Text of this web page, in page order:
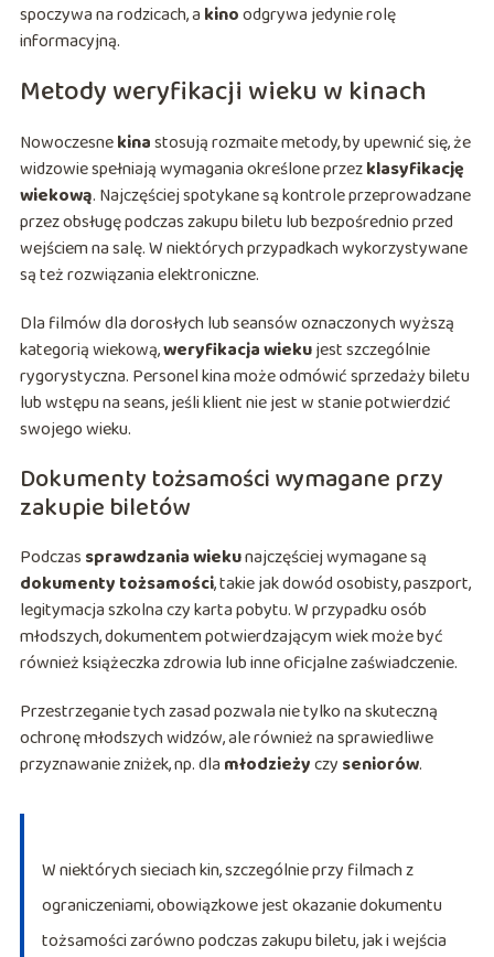
spoczywa na rodzicach, a kinoodgrywa jedynie rolę
informacyjną.
Metody weryfikacji wieku w kinach
Nowoczesnekinastosują rozmaite metody, by upewnić się, że
widzowie spełniają wymagania określone przezklasyfikację
wiekową. Najczęściej spotykane są kontrole przeprowadzane
przez obsługę podczas zakupu biletu lub bezpośrednio przed
wejściem na salę. W niektórych przypadkach wykorzystywane
są też rozwiązania elektroniczne.
Dla filmów dla dorosłych lub seansów oznaczonych wyższą
kategorią wiekową,weryfikacja wiekujest szczególnie
rygorystyczna. Personel kina może odmówić sprzedaży biletu
lub wstępu na seans, jeśli klient nie jest w stanie potwierdzić
swojego wieku.
Dokumenty tożsamości wymagane przy
zakupie biletów
Podczas sprawdzania wiekunajczęściej wymagane są
dokumenty tożsamości, takie jak dowód osobisty, paszport,
legitymacja szkolna czy karta pobytu. W przypadku osób
młodszych, dokumentem potwierdzającym wiek może być
również książeczka zdrowia lub inne oficjalne zaświadczenie.
Przestrzeganie tych zasad pozwala nie tylko na skuteczną
ochronę młodszych widzów, ale również na sprawiedliwe
przyznawanie zniżek, np. dla młodzieżyczy seniorów.
W niektórych sieciach kin, szczególnie przy filmach z
ograniczeniami, obowiązkowe jest okazanie dokumentu
tożsamości zarówno podczas zakupu biletu, jak i wejścia